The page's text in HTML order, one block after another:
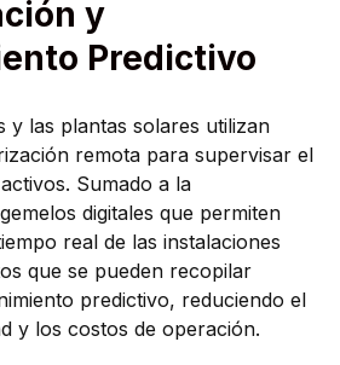
y
Predictivo
y las plantas solares utilizan
remota para supervisar el
Sumado a la
digitales que permiten
real de las instalaciones
que se pueden recopilar
predictivo, reduciendo el
y los costos de operación.